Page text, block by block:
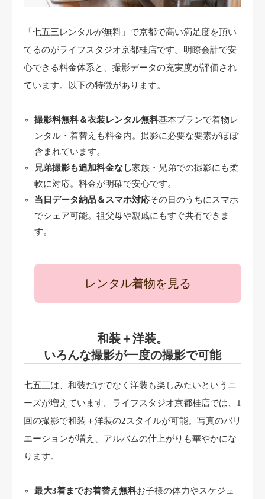
「七五三レンタルが無料」で京都で高い満足度を頂い
てるのがライフスタジオ京都桂店です。明瞭会計で安
心できる料金体系と、撮影データの充実度が評価され
ています。以下の特徴があります。
撮影料無料＆衣装レンタル無料基本プランで着物レ
ンタル・着替えも料金内。撮影に必要な要素がほぼ
含まれています。
兄弟撮影も追加料金なし家族・兄弟での撮影にも柔
軟に対応。料金が明確で安心です。
当日データ納品＆スマホ対応その日のうちにスマホ
でシェア可能。祖父母や親戚にもすぐ共有できま
す。
レンタル着物を見る
和装＋洋装。
いろんな撮影が一度の撮影で可能
七五三は、和装だけでなく洋装も楽しみたいというニ
ーズが増えています。ライフスタジオ京都桂店では、1
回の撮影で和装＋洋装の2スタイルが可能。写真のバリ
エーションが増え、アルバムの仕上がりも華やかにな
ります。
最大3着までお着替え無料お子様の体力やスケジュ